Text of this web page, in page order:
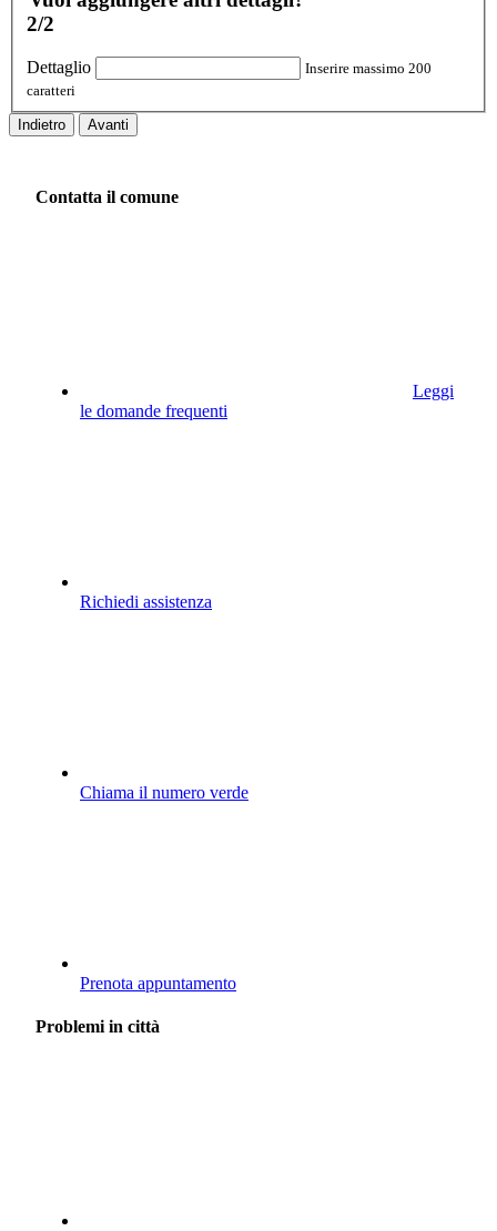
2/2
Dettaglio
Inserire massimo 200
caratteri
Indietro Avanti
Contatta il comune
Leggi
le domande frequenti
Richiedi assistenza
Chiama il numero verde
Prenota appuntamento
Problemi in città